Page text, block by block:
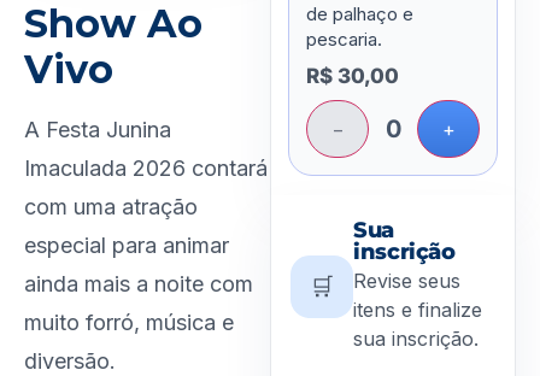
Show Ao
Vivo
A Festa Junina
Imaculada 2026 contará
com uma atração
especial para animar
ainda mais a noite com
muito forró, música e
diversão.
de palhaço e
pescaria.
− 0 +
R$ 30,00
🛒
Sua
inscrição
Revise seus
itens e finalize
sua inscrição.